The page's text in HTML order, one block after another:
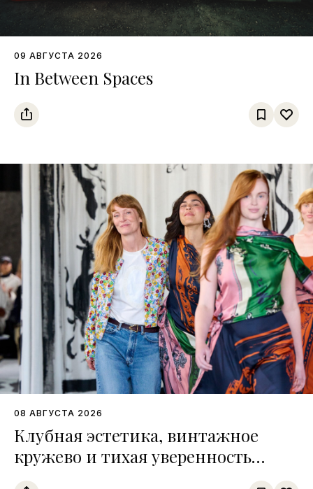
09 АВГУСТА 2026
In Between Spaces
08 АВГУСТА 2026
Клубная эстетика, винтажное
кружево и тихая уверенность
Недели моды в Копенгагене